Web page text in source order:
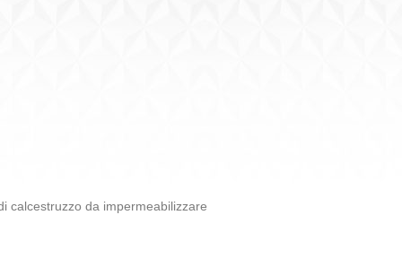
calcestruzzo da impermeabilizzare